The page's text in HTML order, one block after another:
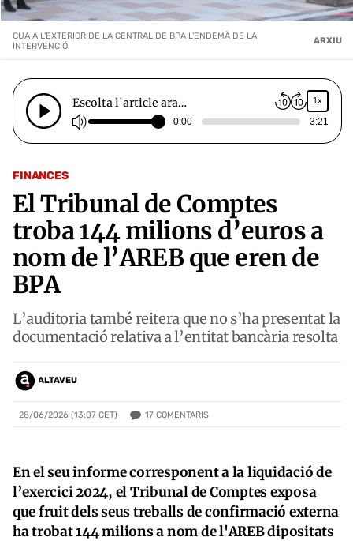
FINANCES
El Tribunal de Comptes
troba 144 milions d’euros a
nom de l’AREB que eren de
BPA
L’auditoria també reitera que no s’ha presentat la
documentació relativa a l’entitat bancària resolta
ALTAVEU
28/06/2026 (13:07 CET) 17 COMENTARIS
CUA A L'EXTERIOR DE LA CENTRAL DE BPA L'ENDEMÀ DE LA
INTERVENCIÓ.
ARXIU
Escolta l'article ara… 1x
0:00 3:21
En el seu informe corresponent a la liquidació de
l’exercici 2024, el Tribunal de Comptes exposa
que fruit dels seus treballs de confirmació externa
ha trobat 144 milions a nom de l'AREB dipositats